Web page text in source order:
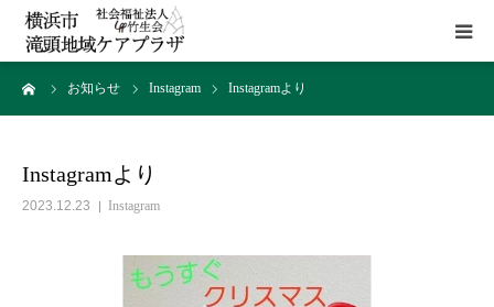
お知らせ Instagram Instagramより
Instagramより
2023.12.23 Instagram
HOME
施設概要